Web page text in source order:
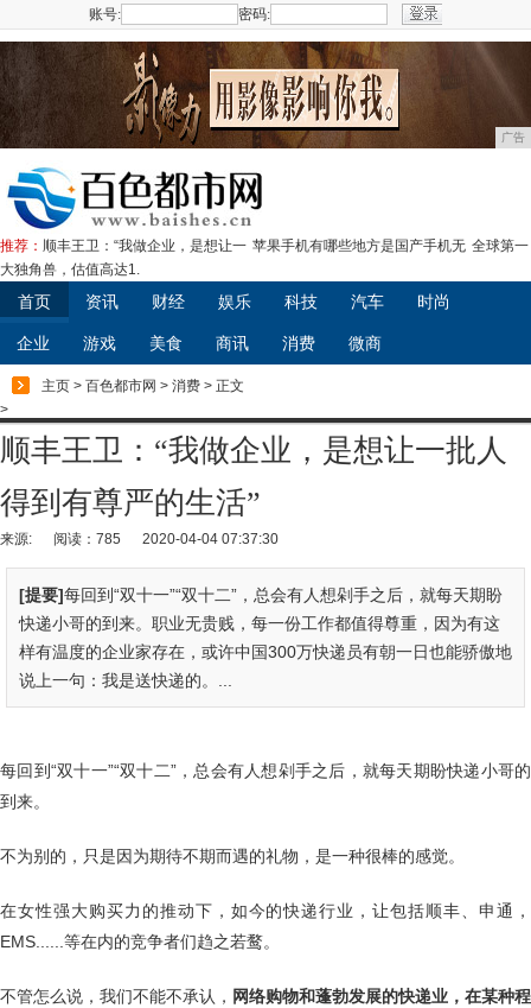
账号: 密码:
广告
推荐： 顺丰王卫：“我做企业，是想让一 苹果手机有哪些地方是国产手机无 全球第一
大独角兽，估值高达1.
首页 资讯 财经 娱乐 科技 汽车 时尚
企业 游戏 美食 商讯 消费 微商
主页 > 百色都市网 > 消费 > 正文
>
顺丰王卫：“我做企业，是想让一批人
得到有尊严的生活”
来源: 阅读：785 2020-04-04 07:37:30
[提要]每回到“双十一”“双十二”，总会有人想剁手之后，就每天期盼
快递小哥的到来。职业无贵贱，每一份工作都值得尊重，因为有这
样有温度的企业家存在，或许中国300万快递员有朝一日也能骄傲地
说上一句：我是送快递的。...
每回到“双十一”“双十二”，总会有人想剁手之后，就每天期盼快递小哥的
到来。
不为别的，只是因为期待不期而遇的礼物，是一种很棒的感觉。
在女性强大购买力的推动下，如今的快递行业，让包括顺丰、申通，
EMS......等在内的竞争者们趋之若鹜。
不管怎么说，我们不能不承认， 网络购物和蓬勃发展的快递业，在某种程